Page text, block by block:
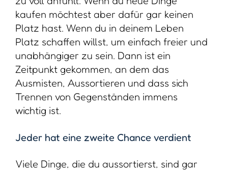
kaufen möchtest aber dafür gar keinen
Platz hast. Wenn du in deinem Leben
Platz schaffen willst, um einfach freier und
unabhängiger zu sein. Dann ist ein
Zeitpunkt gekommen, an dem das
Ausmisten, Aussortieren und dass sich
Trennen von Gegenständen immens
wichtig ist.
Jeder hat eine zweite Chance verdient
Viele Dinge, die du aussortierst, sind gar